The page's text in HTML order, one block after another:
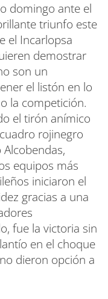
domingo ante el
triunfo este
el Incarlopsa
demostrar
son un
el listón en lo
la competición.
el tirón anímico
rojinegro
equipos más
iniciaron el
gracias a una
fue la victoria sin
en el choque
dieron opción a